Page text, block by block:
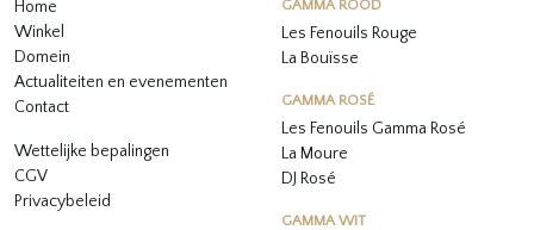
Home
Winkel
Domein
Actualiteiten en evenementen
Contact
Wettelijke bepalingen
CGV
Privacybeleid
GAMMA ROOD
Les Fenouils Rouge
La Bouïsse
GAMMA ROSÉ
Les Fenouils Gamma Rosé
La Moure
DJ Rosé
GAMMA WIT